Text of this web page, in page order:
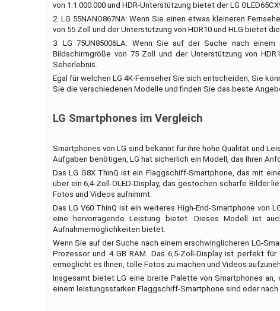
von 1:1.000.000 und HDR-Unterstützung bietet der LG
2. LG 55NANO867NA: Wenn Sie einen etwas kleineren
von 55 Zoll und der Unterstützung von HDR10 und HLG bietet
3. LG 75UN85006LA: Wenn Sie auf der Suche nach
Bildschirmgröße von 75 Zoll und der Unterstützung von
Seherlebnis.
Egal für welchen LG 4K-Fernseher Sie sich entscheiden, Sie
Sie die verschiedenen Modelle und finden Sie das beste
LG Smartphones im Vergleich
Smartphones von LG sind bekannt für ihre hohe Qualität und
Aufgaben benötigen, LG hat sicherlich ein Modell, das Ihren
Das LG G8X ThinQ ist ein Flaggschiff-Smartphone, das mit
über ein 6,4-Zoll-OLED-Display, das gestochen scharfe Bilder
Fotos und Videos aufnimmt.
Das LG V60 ThinQ ist ein weiteres High-End-Smartphone von
eine hervorragende Leistung bietet. Dieses Modell ist
Aufnahmemöglichkeiten bietet.
Wenn Sie auf der Suche nach einem erschwinglicheren LG-
Prozessor und 4 GB RAM. Das 6,5-Zoll-Display ist perfekt
ermöglicht es Ihnen, tolle Fotos zu machen und Videos
Insgesamt bietet LG eine breite Palette von Smartphones
einem leistungsstarken Flaggschiff-Smartphone sind oder